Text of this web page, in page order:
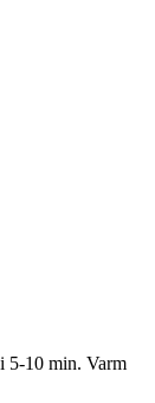
5-10 min. Varm